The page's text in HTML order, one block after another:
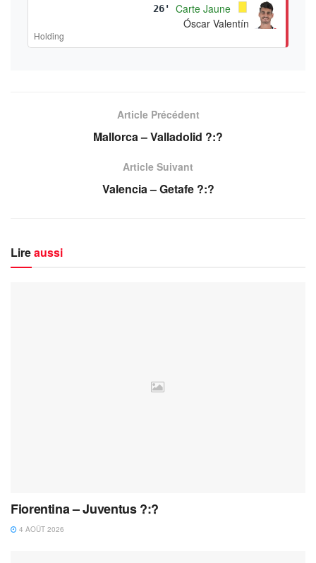
26'
Carte Jaune
Óscar Valentín
Holding
Article Précédent
Mallorca – Valladolid ?:?
Article Suivant
Valencia – Getafe ?:?
Lireaussi
Fiorentina – Juventus ?:?
4 AOÛT 2026